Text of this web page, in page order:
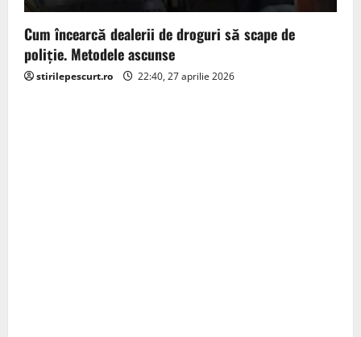
Cum încearcă dealerii de droguri să scape de
poliție. Metodele ascunse
stirilepescurt.ro 22:40, 27 aprilie 2026